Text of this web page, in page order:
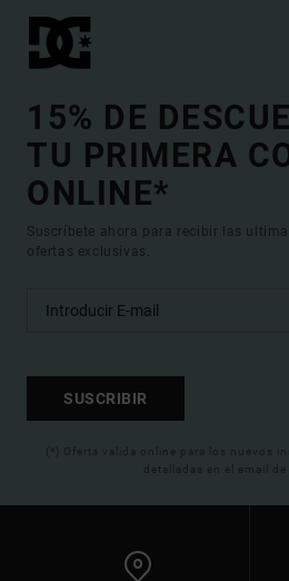
15% DE
TU PRIMERA
ONLINE*
Suscríbete ahora para recibir las
ofertas exclusivas.
SUSCRIBIR
(*) Oferta valida online para los nuevos
detalladas en el email